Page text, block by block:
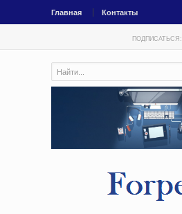
Главная Контакты
ПОДПИСАТЬСЯ: